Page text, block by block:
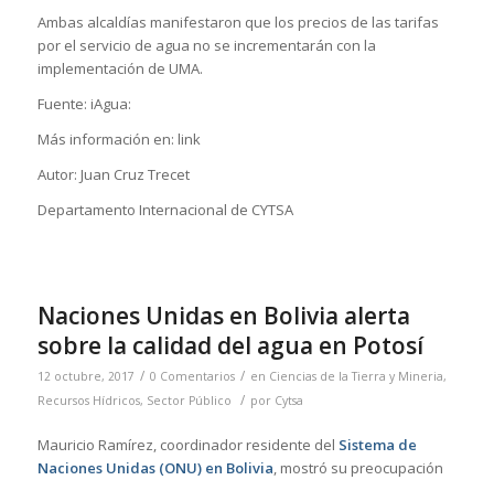
Ambas alcaldías manifestaron que los precios de las tarifas
por el servicio de agua no se incrementarán con la
implementación de UMA.
Fuente: iAgua:
Más información en: link
Autor: Juan Cruz Trecet
Departamento Internacional de CYTSA
Naciones Unidas en Bolivia alerta
sobre la calidad del agua en Potosí
12 octubre, 2017 / 0 Comentarios / en Ciencias de la Tierra y Mineria,
Recursos Hídricos, Sector Público / por Cytsa
Mauricio Ramírez, coordinador residente del Sistema de
Naciones Unidas (ONU) en Bolivia , mostró su preocupación